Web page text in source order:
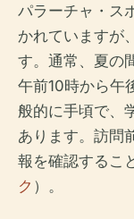
パラーチャ・ス
かれていますが
す。通常、夏の
午前10時から午
般的に手頃で、
あります。訪問
報を確認するこ
ク ）。